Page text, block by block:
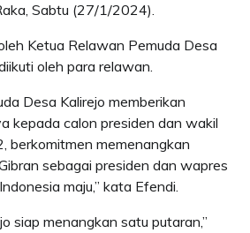
Sabtu (27/1/2024).
Ketua Relawan Pemuda Desa
oleh para relawan.
Desa Kalirejo memberikan
kepada calon presiden dan wakil
berkomitmen memenangkan
sebagai presiden dan wapres
maju,” kata Efendi.
siap menangkan satu putaran,”